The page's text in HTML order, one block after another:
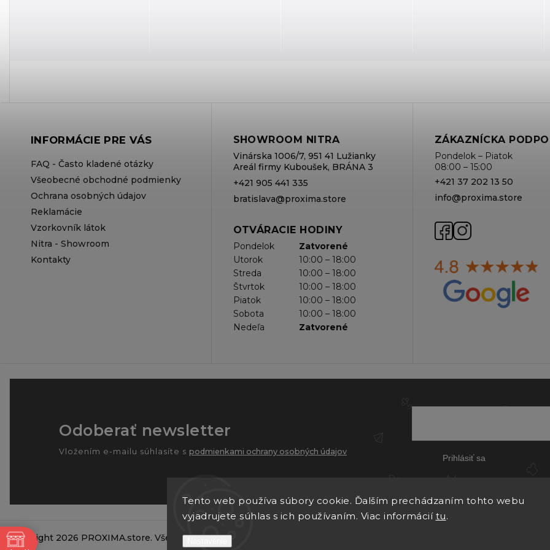
Tento web používa súbory cookie. Ďalším prechádzaním tohto webu
vyjadrujete súhlas s ich používaním. Viac informácií tu.
INFORMÁCIE PRE VÁS
FAQ - Často kladené otázky
Všeobecné obchodné podmienky
Ochrana osobných údajov
Reklamácie
Vzorkovník látok
Nitra - Showroom
Kontakty
SHOWROOM NITRA
Vinárska 1006/7, 951 41 Lužianky
Areál firmy Kuboušek, BRÁNA 3
+421 905 441 335
bratislava@proxima.store
OTVÁRACIE HODINY
Pondelok
Zatvorené
Utorok
10:00 – 18:00
Streda
10:00 – 18:00
Štvrtok
10:00 – 18:00
Piatok
10:00 – 18:00
Sobota
10:00 – 18:00
Nedeľa
Zatvorené
ZÁKAZNÍCKA
Pondelok – Piatok
08:00 – 15:00
+421 37 202 13 50
info@proxima.store
Odoberať newsletter
Vložením e-mailu súhlasíte s podmienkami ochrany osobných údajov
Prihlásiť sa
Copyright 2026 PROXIMA.store. Všetky práva vyhradené.